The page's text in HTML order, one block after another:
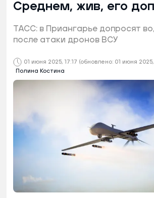
01 июня 2025, 17:17 (обновлено: 01 июня 2025,
Полина Костина
Среднем, жив, его
ТАСС: в Приангарье допросят
после атаки дронов ВСУ